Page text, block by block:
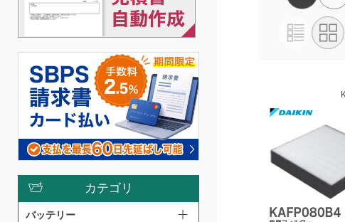
カテゴリ
バッテリー